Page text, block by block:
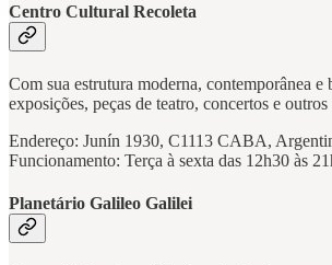
Centro Cultural Recoleta
Com sua estrutura moderna, contemporânea
exposições, peças de teatro, concertos e
Endereço: Junín 1930, C1113 CABA,
Funcionamento: Terça à sexta das 12h30 às
Planetário Galileo Galilei